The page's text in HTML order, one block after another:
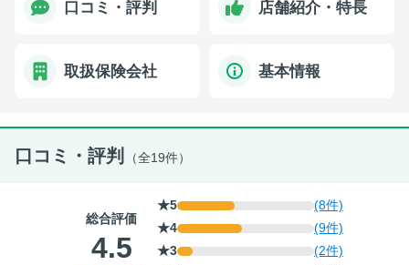
口コミ・評判 店舗紹介・特長
取扱保険会社 基本情報
口コミ・評判 （全19件）
総合評価
4.5
★5
(8件)
★4
(9件)
★3
(2件)